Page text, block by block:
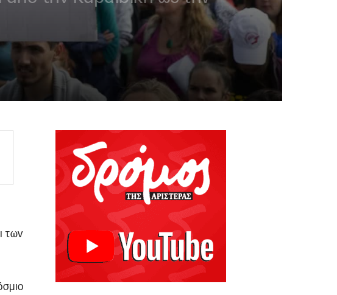
των